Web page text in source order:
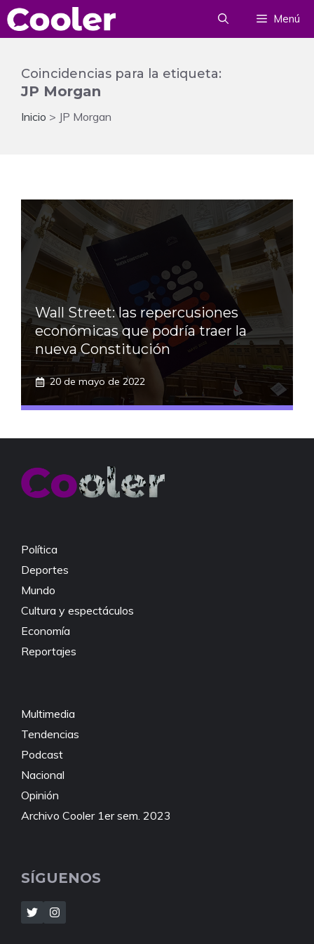
Saltar
al
Menú
Coincidencias para la etiqueta:
JP Morgan
Inicio > JP Morgan
Wall Street: las repercusiones
económicas que podría traer la
nueva Constitución
20 de mayo de 2022
Política
Deportes
Mundo
Cultura y espectáculos
Economía
Reportajes
Multimedia
Tendencias
Podcast
Nacional
Opinión
Archivo Cooler 1er sem. 2023
SÍGUENOS